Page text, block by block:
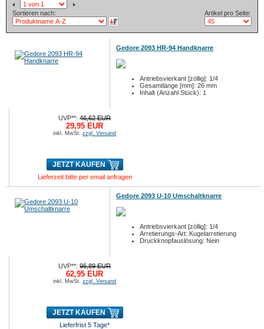
Sortieren nach: Artikel pro Seite:
Gedore 2093 HR-94 Handknarre
Antriebsvierkant [zöllig]: 1/4
Gesamtlänge [mm]: 26 mm
Inhalt (Anzahl Stück): 1
UVP**:46,62 EUR
29,95 EUR
inkl. MwSt.zzgl. Versand
JETZT KAUFEN
Lieferzeit bitte per email anfragen
Gedore 2093 U-10 Umschaltknarre
Antriebsvierkant [zöllig]: 1/4
Arretierungs-Art: Kugelarretierung
Druckknopfauslösung: Nein
UVP**:96,89 EUR
62,95 EUR
inkl. MwSt.zzgl. Versand
JETZT KAUFEN
Lieferfrist 5 Tage*